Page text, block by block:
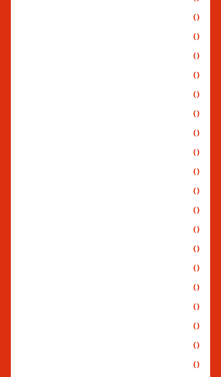
()
()
()
()
()
()
()
()
()
()
()
()
()
()
()
()
()
()
()